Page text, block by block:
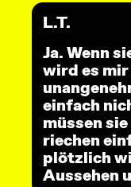
L.T.
Ja. Wenn
wird es
einfach
müssen
riechen
plötzlich
Aussehen